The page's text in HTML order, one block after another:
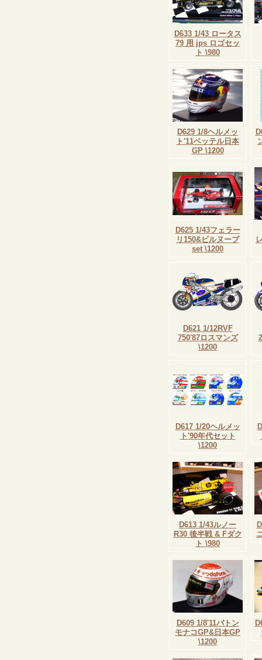
D633 1/43 ロータス
79 用 jps ロゴセッ
ト \980
D629 1/8ヘルメッ
ト'11ベッテル日本
GP \1200
D625 1/43フェラー
リ150&ビルヌーブ
set \1200
D621 1/12RVF
750'87ロスマンズ
\1200
D617 1/20ヘルメッ
ト'90年代セット
\1200
D613 1/43ルノー
R30 後半戦 & Fダク
ト \980
D609 1/8'11バトン
モナコGP&日本GP
\1200